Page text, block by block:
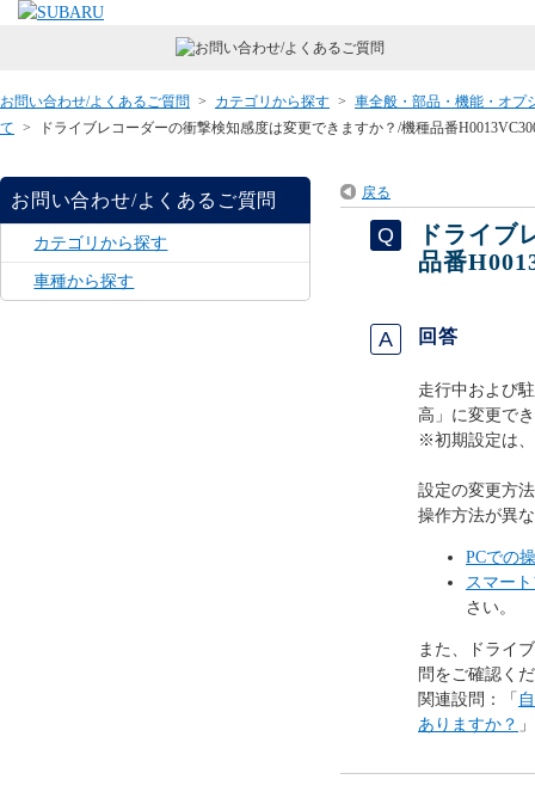
お問い合わせ/よくあるご質問 > カテゴリから探す > 車全般・部品・機能・オプ
て > ドライブレコーダーの衝撃検知感度は変更できますか？/機種品番
お問い合わせ/よくあるご質問
カテゴリから探す
車種から探す
戻る
ドライブ
品番
回答
走行中および
高」に変更で
※初期設定は
設定の変更方
操作方法が異
PCでの
スマー
さい。
また、ドライ
問をご確認く
関連設問：「
ありますか？ 」